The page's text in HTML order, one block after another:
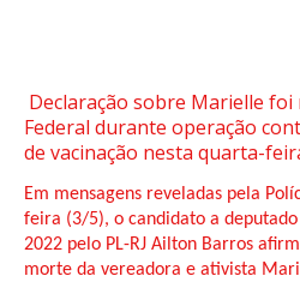
Declaração sobre Marielle foi
Federal durante operação
de vacinação nesta quarta-
Em mensagens reveladas pela
feira (3/5), o candidato a
2022 pelo PL-RJ Ailton Barros
morte da vereadora e ativista